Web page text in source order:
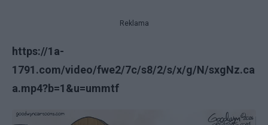
Reklama
https://1a-
1791.com/video/fwe2/7c/s8/2/s/x/g/N/sxgNz.ca
a.mp4?b=1&u=ummtf